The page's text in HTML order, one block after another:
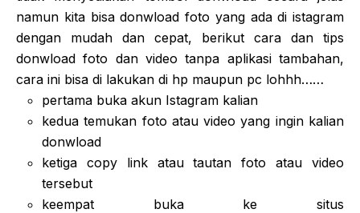
namun kita bisa donwload foto yang ada di istagram
dengan mudah dan cepat, berikut cara dan tips
donwload foto dan video tanpa aplikasi tambahan,
cara ini bisa di lakukan di hp maupun pc lohhh……
pertama buka akun Istagram kalian
kedua temukan foto atau video yang ingin kalian
donwload
ketiga copy link atau tautan foto atau video
tersebut
keempat buka ke situs